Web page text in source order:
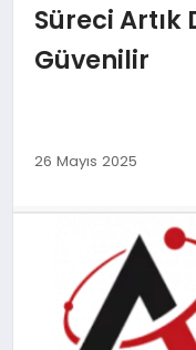
TEKNOLOJI
GENEL
YEREL HABERLER
Süreci
Güvenilir
26 Mayıs 2025